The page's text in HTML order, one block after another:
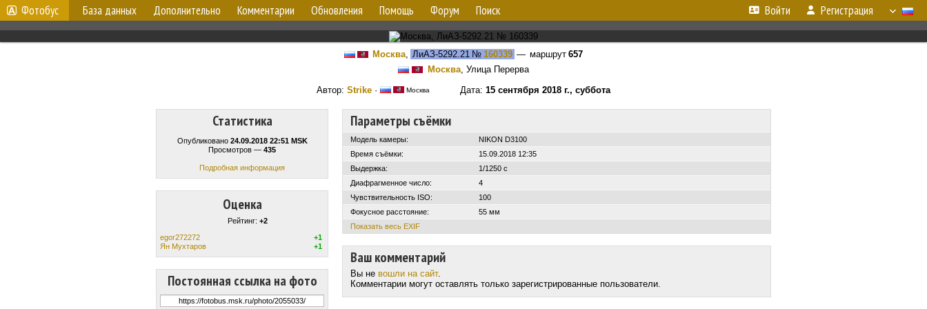
Фотобус База данных Дополнительно Комментарии Обновления Помощь Форум Поиск Войти Регистрация
Москва, ЛиАЗ-5292.21 № 160339 — маршрут 657
Москва, Улица Перерва
Автор: Strike · Москва Дата: 15 сентября 2018 г., суббота
Статистика
Опубликовано 24.09.2018 22:51 MSK
Просмотров — 435
Подробная информация
Оценка
Рейтинг: +2
egor272272
+1
Ян Мухтаров
+1
Постоянная ссылка на фото
Параметры съёмки
Модель камеры:
NIKON D3100
Время съёмки:
15.09.2018 12:35
Выдержка:
1/1250 с
Диафрагменное число:
4
Чувствительность ISO:
100
Фокусное расстояние:
55 мм
Показать весь EXIF
Ваш комментарий
Вы не вошли на сайт.
Комментарии могут оставлять только зарегистрированные пользователи.